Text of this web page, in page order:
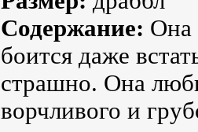
Содержание: Она
боится даже
страшно. Она
ворчливого и